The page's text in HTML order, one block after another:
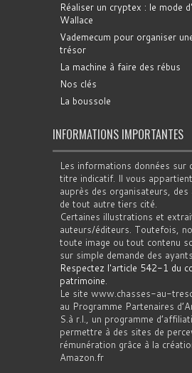
Réaliser un cryptex : le mode
Wallace
Vademecum pour organiser
trésor
La machine à faire des rébus
Nos clés
La boussole
INFORMATIONS IMPORTANTES
Les informations données sur
titre indicatif. Il vous
auprès des organisateurs, des
de tout autre tiers cité.
Certaines illustrations et
auteurs/éditeurs. Toutefois,
toute image ou tout contenu
sur simple demande des
Respectez l'article 542-1 du
patrimoine.
Le site www.chasses-au-
au Programme Partenaires
S.à r.l., un programme
permettre à des sites de
rémunération grâce à la
Amazon.fr